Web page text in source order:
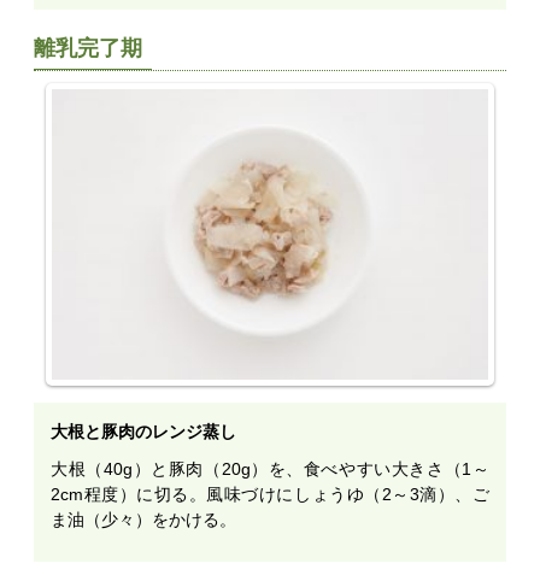
離乳完了期
大根と豚肉のレンジ蒸し
大根（40g）と豚肉（20g）を、食べやすい大きさ（1～
2cm程度）に切る。風味づけにしょうゆ（2～3滴）、ご
ま油（少々）をかける。